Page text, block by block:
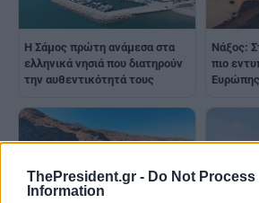
ThePresident.gr - Do Not Process
Information
Η Σάμος πρώτη ανάμεσα στα
ελληνικά νησιά που διατηρούν
την αυθεντικότητά τους
Νάξος:
πιο